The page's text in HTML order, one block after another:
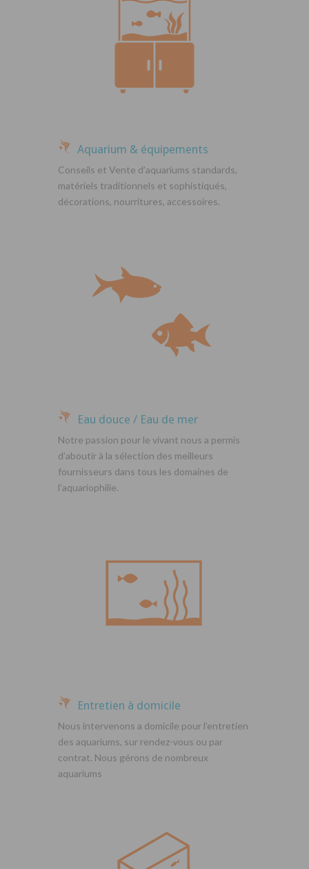
Aquarium & équipements
Conseils et Vente d’aquariums standards,
matériels traditionnels et sophistiqués,
décorations, nourritures, accessoires.
Eau douce / Eau de mer
Notre passion pour le vivant nous a permis
d’aboutir à la sélection des meilleurs
fournisseurs dans tous les domaines de
l’aquariophilie.
Entretien à domicile
Nous intervenons a domicile pour l’entretien
des aquariums, sur rendez-vous ou par
contrat. Nous gérons de nombreux
aquariums